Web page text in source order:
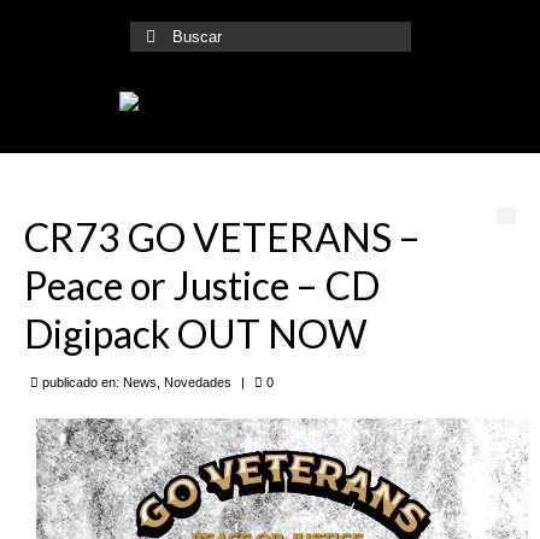
Buscar
por:
CR73 GO VETERANS –
Peace or Justice – CD
Digipack OUT NOW
publicado en: News Novedades | 0